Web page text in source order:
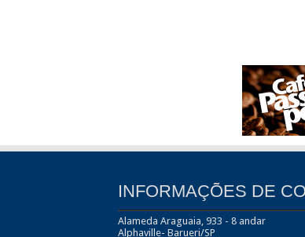
INFORMAÇÕES DE
Alameda Araguaia, 933 - 8 andar
Alphaville- Barueri/SP